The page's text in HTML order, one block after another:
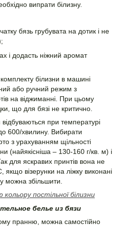
випрати білизну.
бязь грубувата на дотик і не
і додасть ніжний аромат
білизни в машині
або ручний режим з
на віджиманні. При цьому
що для бязі не критично.
при температурі
600/хвилину. Вибирати
з урахуванням щільності
(найякісніша – 130-160 г/кв. м) і
для яскравих принтів вона не
візерунки на ліжку виконані
можна збільшити.
кольору постільної білизни
пранню, можна самостійно